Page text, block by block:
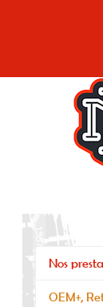
Nos
OEM+,